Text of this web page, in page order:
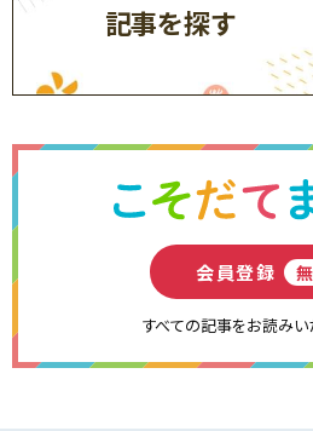
記事を探す
会員登録
すべての記事をお読みい